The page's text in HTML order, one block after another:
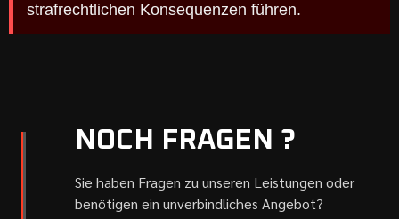
strafrechtlichen Konsequenzen führen.
NOCH FRAGEN ?
Sie haben Fragen zu unseren Leistungen oder
benötigen ein unverbindliches Angebot?